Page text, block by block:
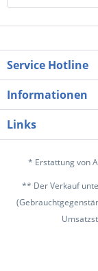
Service Hotline
Informationen
Links
* Erstattung von
** Der Verkauf